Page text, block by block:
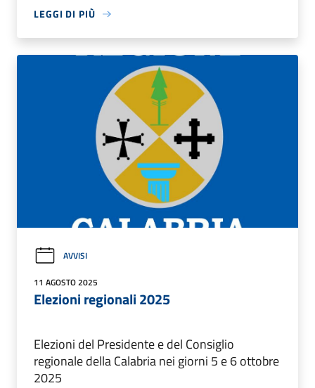
LEGGI DI PIÙ
AVVISI
11 AGOSTO 2025
Elezioni regionali 2025
Elezioni del Presidente e del Consiglio
regionale della Calabria nei giorni 5 e 6 ottobre
2025